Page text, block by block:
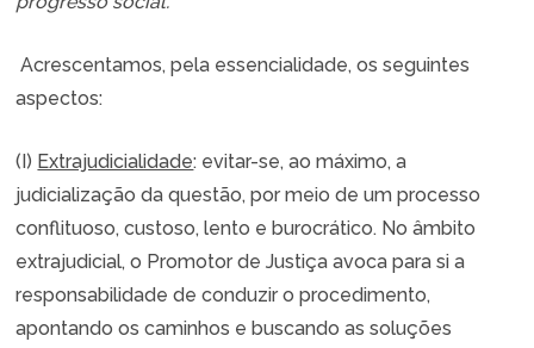
Acrescentamos, pela essencialidade, os seguintes
aspectos:
(I) Extrajudicialidade: evitar-se, ao máximo, a
judicialização da questão, por meio de um processo
conflituoso, custoso, lento e burocrático. No âmbito
extrajudicial, o Promotor de Justiça avoca para si a
responsabilidade de conduzir o procedimento,
apontando os caminhos e buscando as soluções